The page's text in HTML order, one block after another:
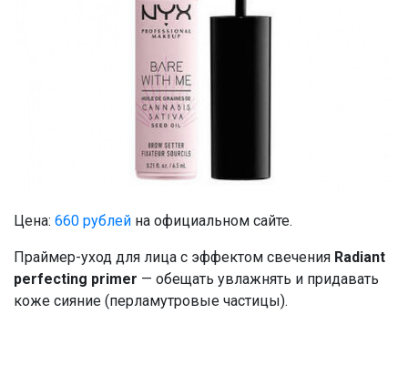
Цена: 660 рублей на официальном сайте.
Праймер-уход для лица с эффектом свечения Radiant
perfecting primer — обещать увлажнять и придавать
коже сияние (перламутровые частицы).